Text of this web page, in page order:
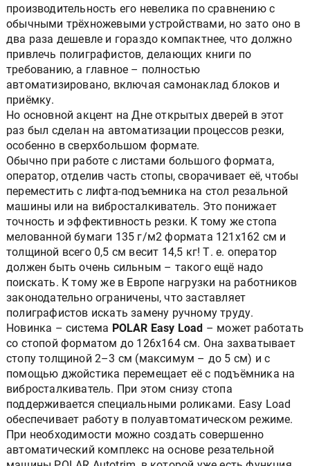
производительность его невелика по сравнению с
обычными трёхножевыми устройствами, но зато оно в
два раза дешевле и гораздо компактнее, что должно
привлечь полиграфистов, делающих книги по
требованию, а главное – полностью
автоматизировано, включая самонаклад блоков и
приёмку.
Но основной акцент на Дне открытых дверей в этот
раз был сделан на автоматизации процессов резки,
особенно в сверхбольшом формате.
Обычно при работе с листами большого формата,
оператор, отделив часть стопы, сворачивает её, чтобы
переместить с лифта-подъемника на стол резальной
машины или на вибросталкиватель. Это понижает
точность и эффективность резки. К тому же стопа
мелованной бумаги 135 г/м2 формата 121х162 см и
толщиной всего 0,5 см весит 14,5 кг! Т. е. оператор
должен быть очень сильным – такого ещё надо
поискать. К тому же в Европе нагрузки на работников
законодательно ограничены, что заставляет
полиграфистов искать замену ручному труду.
Новинка – система POLAR Easy Load – может работать
со стопой форматом до 126х164 см. Она захватывает
стопу толщиной 2–3 см (максимум – до 5 см) и с
помощью джойстика перемещает её с подъёмника на
вибросталкиватель. При этом снизу стопа
поддерживается специальными роликами. Easy Load
обеспечивает работу в полуавтоматическом режиме.
При необходимости можно создать совершенно
автоматический комплекс на основе резательной